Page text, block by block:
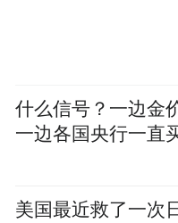
什么信号？一边金
一边各国央行一直
美国最近救了一次